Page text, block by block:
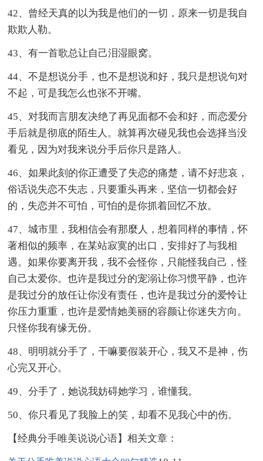
42、曾经天真的以为我是他们的一切，原来一切是我自
欺欺人勒。
43、有一首歌总让自己泪湿眼窝。
44、不是想说分手，也不是想说和好，我只是想说句对
不起，可是我怎么也张不开嘴。
45、对我而言朋友决绝了再见面都不会和好，而恋爱分
手后就是彻底的陌生人。就算再次碰见我也会选择当没
看见，因为对我来说分手后你只是路人。
46、如果此刻的你正遭受了失恋的痛楚，请不好悲哀，
俗话说失恋不失志，只要重头再来，坚信一切都会好
的，失恋并不可怕，可怕的是你抓着回忆不放。
47、城市里，我相信会有那麼人，想着同样的事情，怀
著相似的频率，在某站寂寞的出口，安排好了与我相
遇。如果你要离开我，我不会怪你，只能怪我自己，怪
自己太爱你。也许是我过分的宠溺让你习惯平静，也许
是我过分的放任让你没有责任，也许是我过分的爱怜让
你压力重重，也许是爱情她美丽的容颜让你迷失方向。
只怪你我有缘无份。
48、明明就分手了，干嘛要假装开心，我又不是神，伤
心完又开心。
49、分手了，她说我妨碍她学习，谁懂我。
50、你只看见了我脸上的笑，却看不见我心中的伤。
【经典分手唯美说说心语】相关文章：